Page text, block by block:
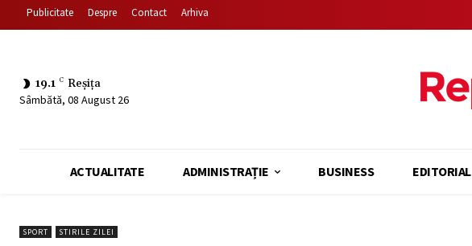
Publicitate Despre Contact Arhiva
19.1 C Reșița
Sâmbătă, 08 August 26
ACTUALITATE ADMINISTRAȚIE BUSINESS EDITORIAL
SPORT STIRILE ZILEI